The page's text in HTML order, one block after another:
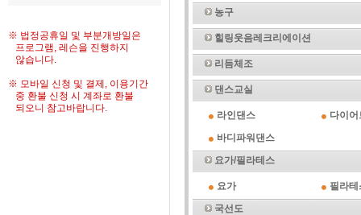
※ 법정공휴일 및 부분개방일은
프로그램, 레슨을 진행하지
않습니다.
※ 모바일 신청 및 결제, 이용기간
중 환불 신청 시 계좌로 환불
되오니 참고바랍니다.
농구
힐링웃음레크리에이션
리듬체조
댄스교실
라인댄스
다이
바디파워댄스
요가/필라테스
요가
필라테
국선도